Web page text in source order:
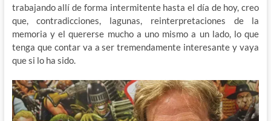
trabajando allí de forma intermitente hasta el día de hoy, creo
que, contradicciones, lagunas, reinterpretaciones de la
memoria y el quererse mucho a uno mismo a un lado, lo que
tenga que contar va a ser tremendamente interesante y vaya
que si lo ha sido.